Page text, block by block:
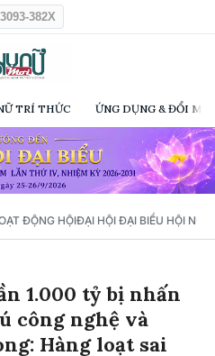
382X
TRÍ THỨC ỨNG DỤNG & ĐỔI
ĐỘNG HỘIĐẠI HỘI ĐẠI BIỂU HỘI NỮ
1.000 tỷ bị nhấn
công nghệ và
Hàng loạt sai